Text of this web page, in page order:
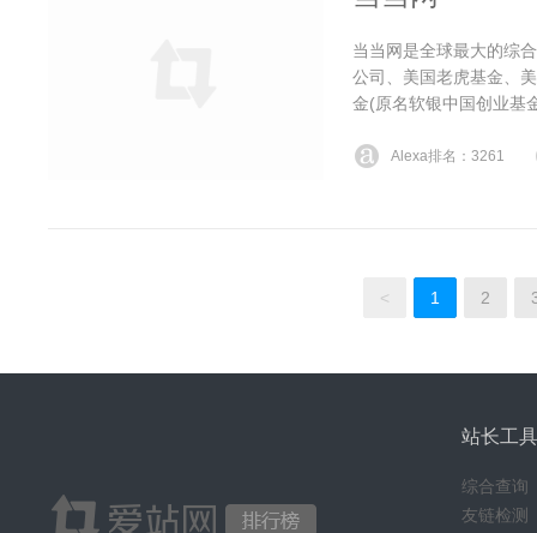
当当网是全球最大的综
公司、美国老虎基金、
金(原名软银中国创业基
Alexa排名：3261
< 1 2
站长工具
综合查询
友链检测